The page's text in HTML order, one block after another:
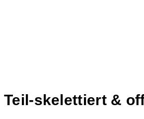
Teil-skelettiert &